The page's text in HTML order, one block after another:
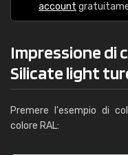
account
Impressione di
Silicate light
Premere l'esempio di
colore RAL: